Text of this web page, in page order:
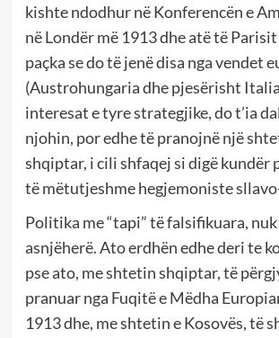
kishte ndodhur në Konferencën e
në Londër më 1913 dhe atë të
paçka se do të jenë disa nga vendet
(Austrohungaria dhe pjesërisht
interesat e tyre strategjike, do t’ia
njohin, por edhe të pranojnë një
shqiptar, i cili shfaqej si digë kundër
të mëtutjeshme hegjemoniste
Politika me “tapi” të falsifikuara, nuk
asnjëherë. Ato erdhën edhe deri te
pse ato, me shtetin shqiptar, të
pranuar nga Fuqitë e Mëdha
1913 dhe, me shtetin e Kosovës, të